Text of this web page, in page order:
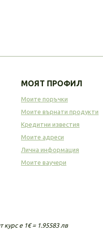
МОЯТ ПРОФИЛ
Моите поръчки
Моите върнати продукти
Кредитни известия
Моите адреси
Лична информация
Моите ваучери
курс е 1€ = 1.95583 лв